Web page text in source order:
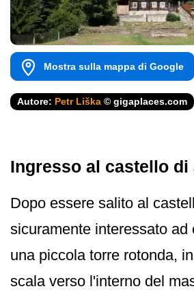
Mostra sulla mappa di Google
Autore: Petr Liška © gigaplaces.com
Ingresso al castello di
Dopo essere salito al
sicuramente interessato ad
una piccola torre rotonda,
scala verso l'interno del